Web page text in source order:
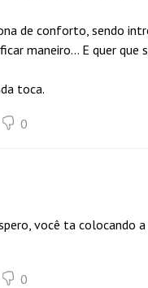
de conforto, sendo
maneiro... E quer
toca.
0
você ta colocando
0